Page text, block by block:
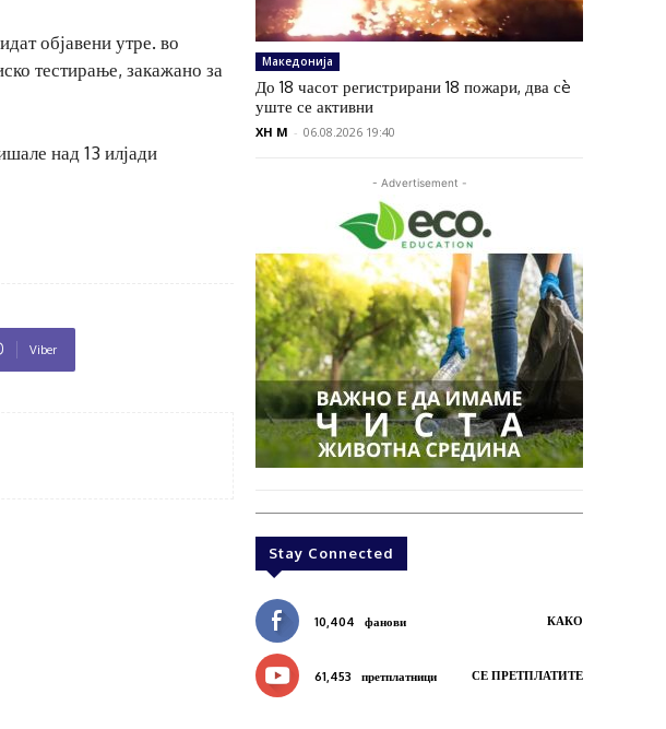
објавени утре. во
тестирање, закажано за
над 13 илјади
Viber
Македонија
До 18 часот регистрирани 18 пожари, два сè
уште се активни
XH M - 06.08.2026 19:40
- Advertisement -
Stay Connected
10,404 фанови КАКО
61,453 претплатници СЕ ПРЕТПЛАТИТЕ